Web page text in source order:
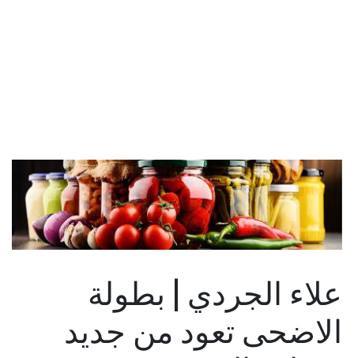
علاء الجردي | بطولة
الاضحى تعود من جديد